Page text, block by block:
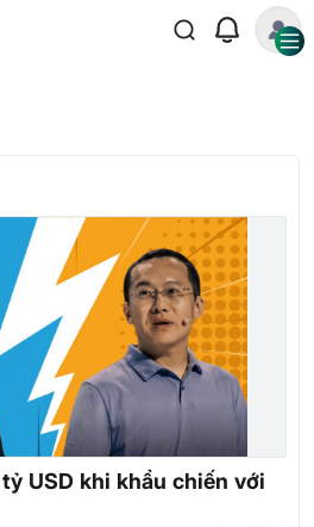
USD khi khẩu chiến với